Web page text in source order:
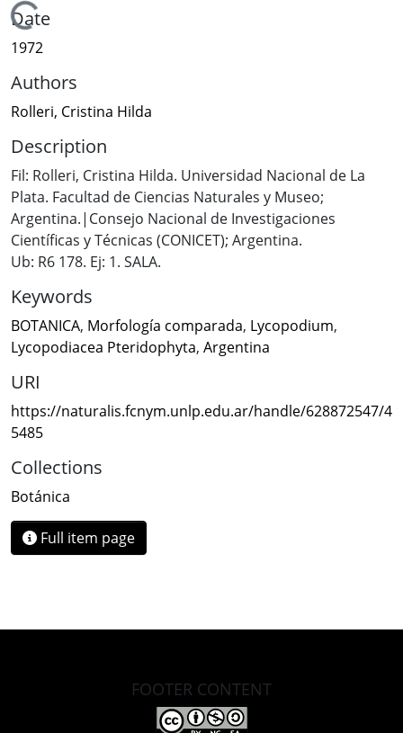
Loading...
Date
1972
Authors
Rolleri, Cristina Hilda
Description
Fil: Rolleri, Cristina Hilda. Universidad Nacional de La
Plata. Facultad de Ciencias Naturales y Museo;
Argentina.|Consejo Nacional de Investigaciones
Científicas y Técnicas (CONICET); Argentina.
Ub: R6 178. Ej: 1. SALA.
Keywords
BOTANICA, Morfología comparada, Lycopodium,
Lycopodiacea Pteridophyta, Argentina
URI
https://naturalis.fcnym.unlp.edu.ar/handle/628872547/4
5485
Collections
Botánica
Full item page
FOOTER CONTENT